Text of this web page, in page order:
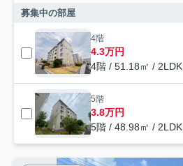
募集中の部屋
4階
4.3万円
4階 / 51.18㎡ / 2LDK
5階
3.8万円
5階 / 48.98㎡ / 2LDK